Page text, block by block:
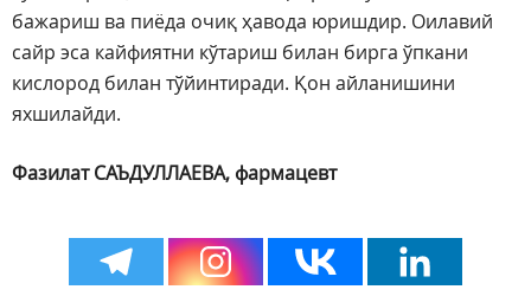
бажариш ва пиёда очиқ ҳавода юришдир. Оилавий
сайр эса кайфиятни кўтариш билан бирга ўпкани
кислород билан тўйинтиради. Қон айланишини
яхшилайди.
Фазилат САЪДУЛЛАЕВА, фармацевт